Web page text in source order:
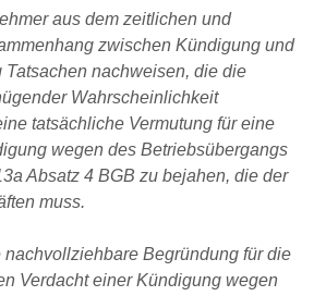
aus dem zeitlichen und
zwischen Kündigung und
Tatsachen nachweisen, die die
Wahrscheinlichkeit
tatsächliche Vermutung für eine
wegen des Betriebsübergangs
Absatz 4 BGB zu bejahen, die der
muss.
Begründung für die
Verdacht einer Kündigung wegen